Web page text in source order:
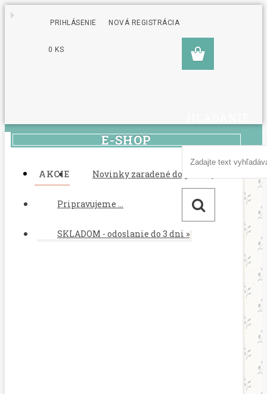
PRIHLÁSENIE NOVÁ REGISTRÁCIA
0 KS
E-SHOP
AKCIE Novinky zaradené do ponuky
Pripravujeme ...
SKLADOM - odoslanie do 3 dni »